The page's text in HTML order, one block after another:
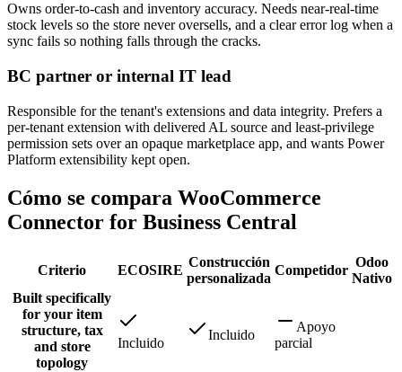
Owns order-to-cash and inventory accuracy. Needs near-real-time
stock levels so the store never oversells, and a clear error log when a
sync fails so nothing falls through the cracks.
BC partner or internal IT lead
Responsible for the tenant's extensions and data integrity. Prefers a
per-tenant extension with delivered AL source and least-privilege
permission sets over an opaque marketplace app, and wants Power
Platform extensibility kept open.
Cómo se compara WooCommerce
Connector for Business Central
Criterio ECOSIRE
Construcción
personalizada
Competidor
Odoo
Nativo
Built specifically
for your item
structure, tax
and store
topology
Incluido
Incluido
Apoyo
parcial